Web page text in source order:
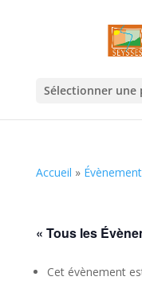
Sélectionner une
Accueil »
« Tous les
Cet évènement